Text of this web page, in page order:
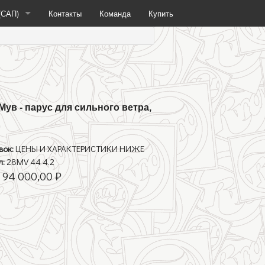
Жесткие САП
Надувные САП
Контакты Команда Купить
- парус для сильного ветра,
ЦЕНЫ И ХАРАКТЕРИСТИКИ НИЖЕ
28MV 44 4.2
94 000,00 ₽